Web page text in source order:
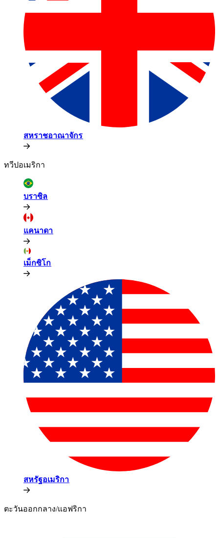
สหราชอาณาจักร​​
ทวีปอเมริกา​​
บราซิล​​
แคนาดา​​
เม็กซิโก​​
สหรัฐอเมริกา​​
ตะวันออกกลาง/แอฟริกา​​